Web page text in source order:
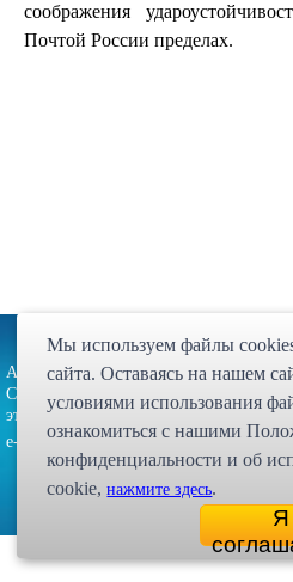
соображения
Почтой России пределах.
Мы используем файлы
сайта. Оставаясь на нашем
условиями использования
ознакомиться с нашими
конфиденциальности и об
cookie,нажмите здесь.
Я
Партнёрская программа
Адрес: 107023, г. Москва, ул. Малая
Семёновская, д. 3А, стр. 1, 5-й
этаж, офис 513
e-mail:
zakaz@dessy.ru